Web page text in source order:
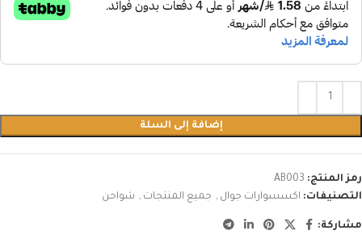
إضافة إلى السلة
رمز المنتج: AB003
التصنيفات: اكسسوارات جوال , جميع المنتجات , شواحن
مشاركة: